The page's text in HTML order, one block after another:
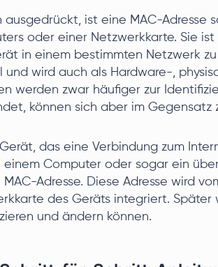
ausgedrückt, ist eine MAC-Adresse
oder einer Netzwerkkarte. Sie
in einem bestimmten Netzwerk
und wird auch als Hardware-,
werden zwar häufiger zur
können sich aber im Gegensatz
das eine Verbindung zum
einem Computer oder sogar ein
Adresse. Diese Adresse wird
des Geräts integriert. Später
und ändern können.